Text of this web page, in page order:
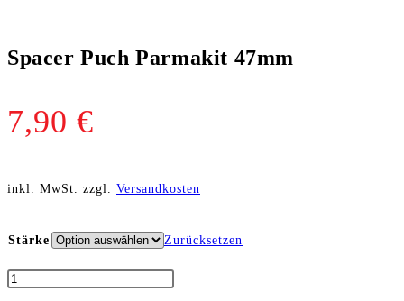
Spacer Puch Parmakit 47mm
7,90 €
inkl. MwSt. zzgl. Versandkosten
Stärke Zurücksetzen
Spacer